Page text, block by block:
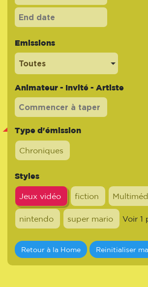
Emissions
Toutes
Animateur - Invité - Artiste
Type d'émission
Chroniques
Styles
Jeux vidéo fiction
nintendo super mario Voir 1
Retour à la Home Reinitialiser